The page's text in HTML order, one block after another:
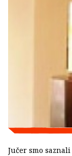
Jučer smo